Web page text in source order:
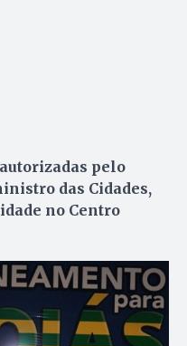
pelo
das Cidades,
no Centro